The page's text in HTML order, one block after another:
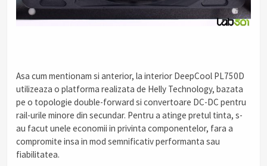
Asa cum mentionam si anterior, la interior DeepCool PL750D
utilizeaza o platforma realizata de Helly Technology, bazata
pe o topologie double-forward si convertoare DC-DC pentru
rail-urile minore din secundar. Pentru a atinge pretul tinta, s-
au facut unele economii in privinta componentelor, fara a
compromite insa in mod semnificativ performanta sau
fiabilitatea.